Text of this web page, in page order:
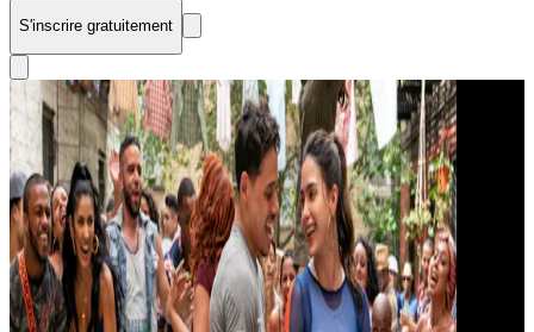
S'inscrire gratuitement